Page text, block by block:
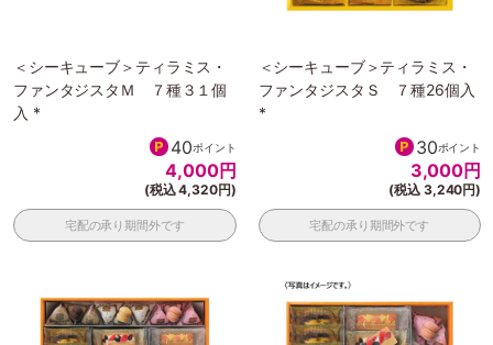
＜シーキューブ＞ティラミス・
ファンタジスタＭ ７種３１個
入 *
40ポイント
4,000円
(税込 4,320円)
宅配の承り期間外です
＜シーキューブ＞ティラミス・
ファンタジスタＳ ７種26個入
*
30ポイント
3,000円
(税込 3,240円)
宅配の承り期間外です